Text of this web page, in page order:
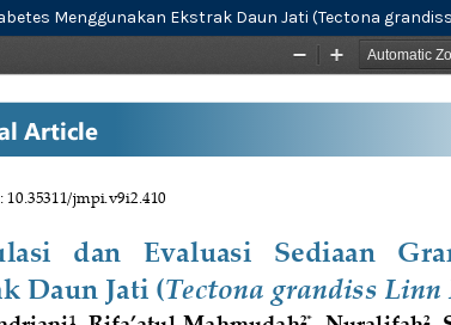
Menggunakan Ekstrak Daun Jati (Tectona